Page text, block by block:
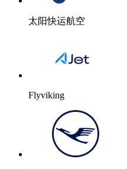
太阳快运航空
Flyviking